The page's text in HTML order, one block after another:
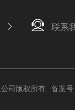
联系
公司版权所有 备案号